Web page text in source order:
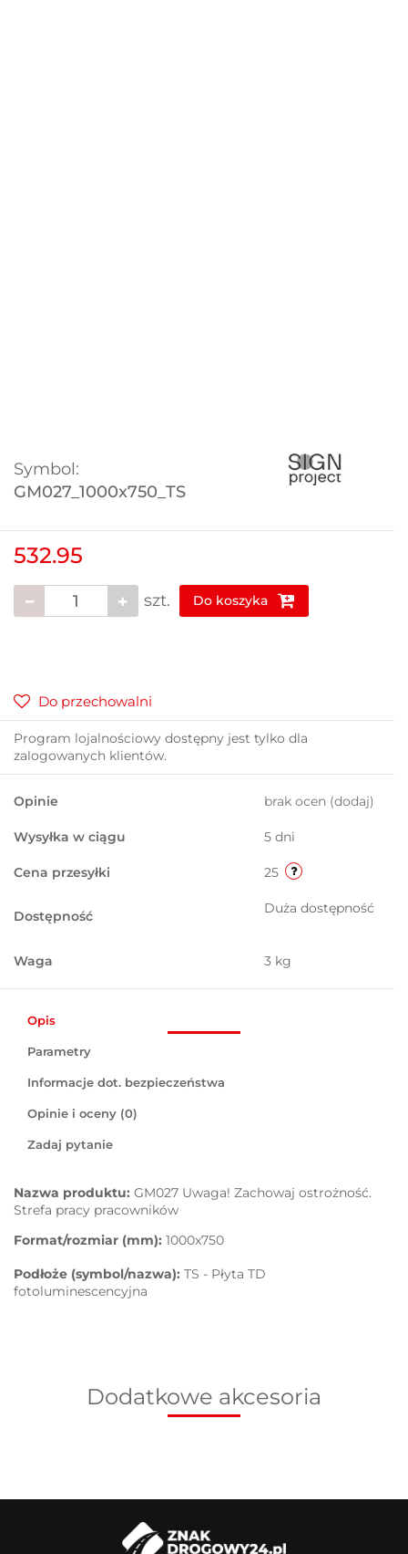
Symbol:
GM027_1000x750_TS
532.95
szt. Do koszyka
Do przechowalni
Program lojalnościowy dostępny jest tylko dla
zalogowanych klientów.
Opinie brak ocen (dodaj)
Wysyłka w ciągu 5 dni
Cena przesyłki 25
Dostępność Duża dostępność
Waga 3 kg
Opis
Parametry
Informacje dot. bezpieczeństwa
Opinie i oceny (0)
Zadaj pytanie
Nazwa produktu: GM027 Uwaga! Zachowaj ostrożność.
Strefa pracy pracowników
Format/rozmiar (mm): 1000x750
Podłoże (symbol/nazwa): TS - Płyta TD
fotoluminescencyjna
Dodatkowe akcesoria